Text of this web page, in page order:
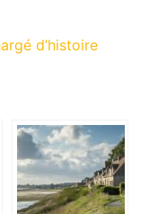
d’histoire